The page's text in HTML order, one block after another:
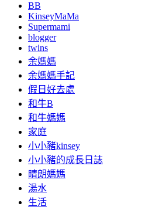
BB
KinseyMaMa
Supermami
blogger
twins
余媽媽
余媽媽手記
假日好去處
和牛B
和牛媽媽
家庭
小小豬kinsey
小小豬的成長日誌
晴朗媽媽
湯水
生活